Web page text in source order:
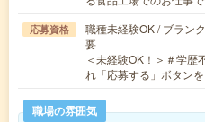
応募資格
職種未経験OK / ブラン
要
＜未経験OK！＞＃学歴
れ「応募する」ボタン
職場の雰囲気